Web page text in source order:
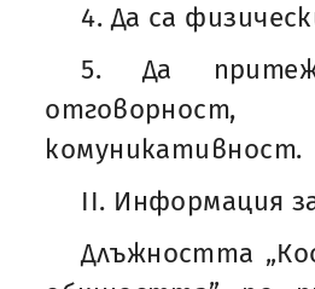
4. Да са
5. Да
комуникативност.
II. Информация
Длъжността